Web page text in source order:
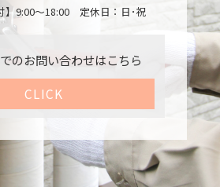
】9:00～18:00 定休日：日･祝
のお問い合わせはこちら
CLICK